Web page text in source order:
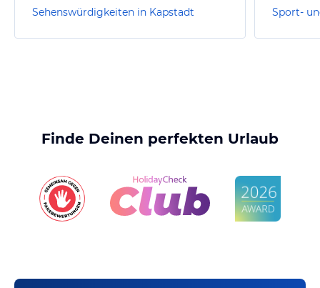
Sehenswürdigkeiten in Kapstadt
Finde Deinen perfekten Urlaub